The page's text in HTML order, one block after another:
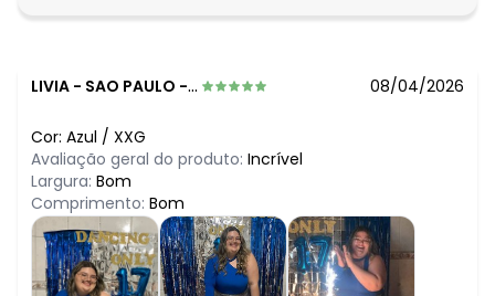
LIVIA - SAO PAULO - SP 08/04/2026
Cor: Azul / XXG
Avaliação geral do produto: Incrível
Largura: Bom
Comprimento: Bom